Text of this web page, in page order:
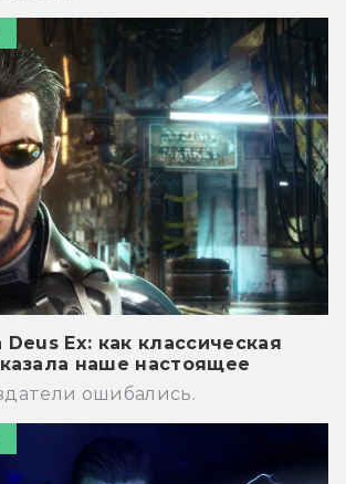
Ex: как классическая
наше настоящее
ошибались.